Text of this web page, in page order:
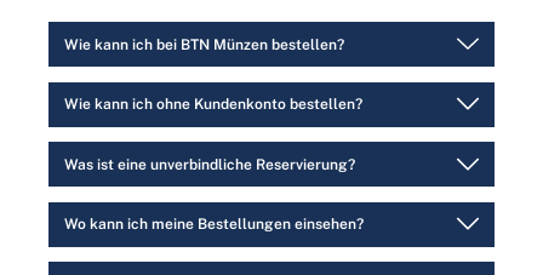
Wie kann ich bei BTN Münzen bestellen?
Wie kann ich ohne Kundenkonto bestellen?
Was ist eine unverbindliche Reservierung?
Wo kann ich meine Bestellungen einsehen?